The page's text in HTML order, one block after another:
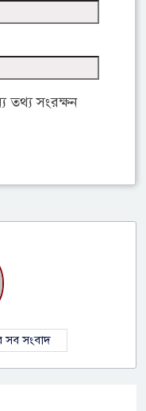
তথ্য সংরক্ষন
সংবাদ